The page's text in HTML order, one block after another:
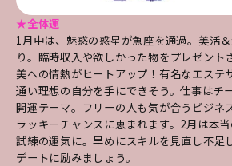
★全体運
1月中は、魅惑の惑星が魚座を通過。美活
り。臨時収入や欲しかった物をプレゼント
美への情熱がヒートアップ！有名なエステ
通い理想の自分を手にできそう。仕事はチ
開運テーマ。フリーの人も気が合うビジネ
ラッキーチャンスに恵まれます。2月は本
試練の運気に。早めにスキルを見直し不足
デートに励みましょう。